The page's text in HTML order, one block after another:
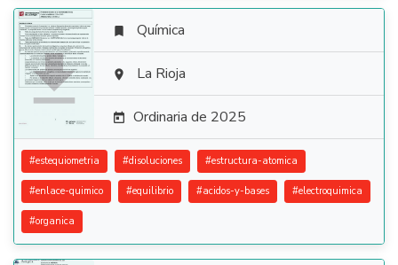

 Química
 La Rioja
 Ordinaria de 2025
#estequiometria #disoluciones #estructura-atomica
#enlace-quimico #equilibrio #acidos-y-bases #electroquimica
#organica